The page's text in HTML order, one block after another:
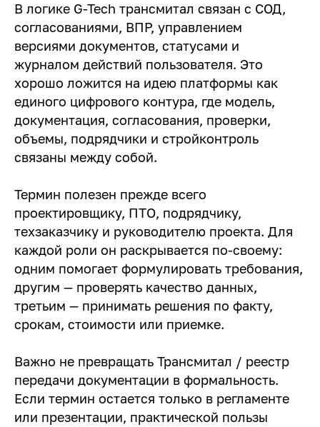
В логике G-Tech трансмитал связан с СОД,
согласованиями, ВПР, управлением
версиями документов, статусами и
журналом действий пользователя. Это
хорошо ложится на идею платформы как
единого цифрового контура, где модель,
документация, согласования, проверки,
объемы, подрядчики и стройконтроль
связаны между собой.
Термин полезен прежде всего
проектировщику, ПТО, подрядчику,
техзаказчику и руководителю проекта. Для
каждой роли он раскрывается по-своему:
одним помогает формулировать требования,
другим — проверять качество данных,
третьим — принимать решения по факту,
срокам, стоимости или приемке.
Важно не превращать Трансмитал / реестр
передачи документации в формальность.
Если термин остается только в регламенте
или презентации, практической пользы